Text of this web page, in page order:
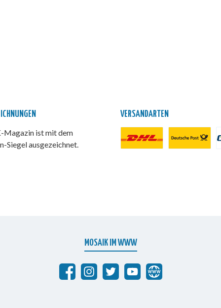
Magazin ist mit dem
Siegel ausgezeichnet.
VERSANDARTEN
MOSAIK IM WWW
Abrafaxe auf Facebook
MOSAIK auf Instagram
MOSAIK auf Twitter
MOSAIK auf YouTube
abrafaxe.com